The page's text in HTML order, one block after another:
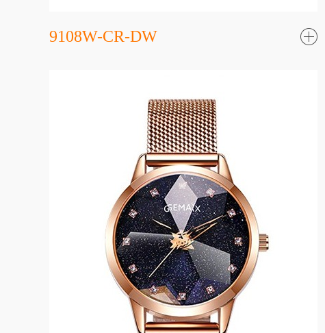
9108W-CR-DW